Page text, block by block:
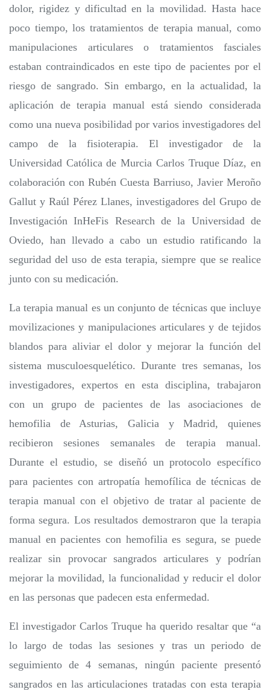
dolor, rigidez y dificultad en la movilidad. Hasta hace
poco tiempo, los tratamientos de terapia manual, como
manipulaciones articulares o tratamientos fasciales
estaban contraindicados en este tipo de pacientes por el
riesgo de sangrado. Sin embargo, en la actualidad, la
aplicación de terapia manual está siendo considerada
como una nueva posibilidad por varios investigadores del
campo de la fisioterapia. El investigador de la
Universidad Católica de Murcia Carlos Truque Díaz, en
colaboración con Rubén Cuesta Barriuso, Javier Meroño
Gallut y Raúl Pérez Llanes, investigadores del Grupo de
Investigación InHeFis Research de la Universidad de
Oviedo, han llevado a cabo un estudio ratificando la
seguridad del uso de esta terapia, siempre que se realice
junto con su medicación.
La terapia manual es un conjunto de técnicas que incluye
movilizaciones y manipulaciones articulares y de tejidos
blandos para aliviar el dolor y mejorar la función del
sistema musculoesquelético. Durante tres semanas, los
investigadores, expertos en esta disciplina, trabajaron
con un grupo de pacientes de las asociaciones de
hemofilia de Asturias, Galicia y Madrid, quienes
recibieron sesiones semanales de terapia manual.
Durante el estudio, se diseñó un protocolo específico
para pacientes con artropatía hemofílica de técnicas de
terapia manual con el objetivo de tratar al paciente de
forma segura. Los resultados demostraron que la terapia
manual en pacientes con hemofilia es segura, se puede
realizar sin provocar sangrados articulares y podrían
mejorar la movilidad, la funcionalidad y reducir el dolor
en las personas que padecen esta enfermedad.
El investigador Carlos Truque ha querido resaltar que “a
lo largo de todas las sesiones y tras un periodo de
seguimiento de 4 semanas, ningún paciente presentó
sangrados en las articulaciones tratadas con esta terapia